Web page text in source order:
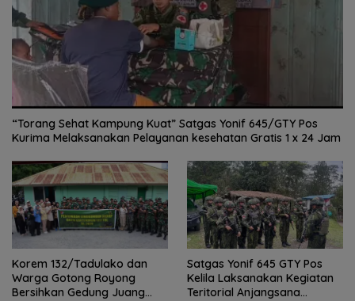
“Torang Sehat Kampung Kuat” Satgas Yonif 645/GTY Pos
Kurima Melaksanakan Pelayanan kesehatan Gratis 1 x 24 Jam
Korem 132/Tadulako dan
Warga Gotong Royong
Bersihkan Gedung Juang
Satgas Yonif 645 GTY Pos
Kelila Laksanakan Kegiatan
Teritorial Anjangsana